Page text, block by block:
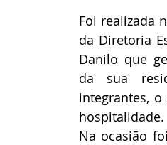
Foi realizada
da Diretoria
Danilo que
da sua
integrantes,
hospitalidade.
Na ocasião